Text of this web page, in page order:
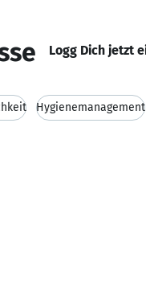
Logg Dich jetzt
Hygienemanagement